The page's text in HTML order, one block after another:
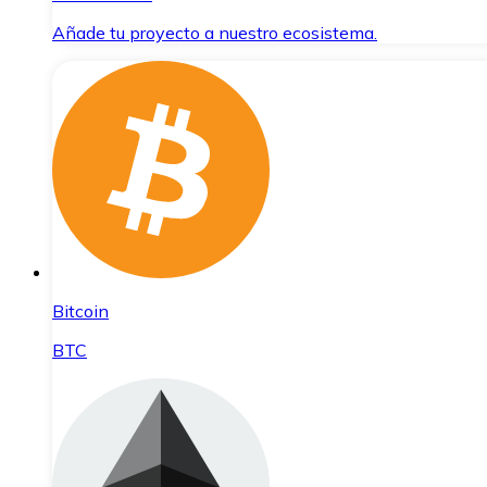
Añade tu proyecto a nuestro ecosistema.
Bitcoin
BTC